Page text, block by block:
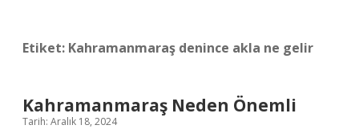
Etiket: Kahramanmaraş denince akla ne gelir
Kahramanmaraş Neden Önemli
Tarih: Aralık 18, 2024